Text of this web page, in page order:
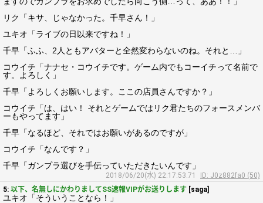
リク「キサ、じゃなかった。千早さん！」
ユキオ「ライブの日以来ですね！」
千早「ふふ、2人ともアバターと全然変わらないのね。それと…」
コウイチ「ナナセ・コウイチです。ゲーム内でもコーイチって名前で
す。よろしく」
千早「よろしくお願いします。ここの店員さんですか？」
コウイチ「は、はい！ それとゲームではリク君たちのフォースメンバ
ーもやってます」
千早「なるほど、それではお願いがあるのですが」
コウイチ「なんです？」
千早「ガンプラ選びを手伝っていただきたいんです」
2018/06/20(水) 22:17:53.71
ID: J0z882fa0 (50)
5: 以下、名無しにかわりましてSS速報VIPがお送りします [saga]
ユキオ「そういうことなら！」